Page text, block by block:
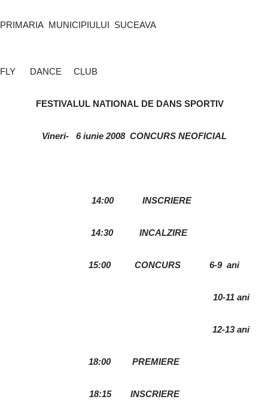
k
PRIMARIA MUNICIPIULUI SUCEAVA
FLY DANCE CLUB
FESTIVALUL NATIONAL DE DANS SPORTIV
Vineri- 6 iunie 2008 CONCURS NEOFICIAL
14:00 INSCRIERE
14:30 INCALZIRE
15:00 CONCURS 6-9 ani
10-11 ani
12-13 ani
18:00 PREMIERE
18:15INSCRIERE